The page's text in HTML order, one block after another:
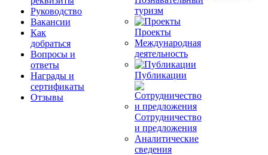
Руководство
Вакансии
Как
добраться
Вопросы и
ответы
Награды и
сертификаты
Отзывы
туризм
Проекты
Международная
деятельность
Публикации
Сотрудничество
и предложения
Аналитические
сведения